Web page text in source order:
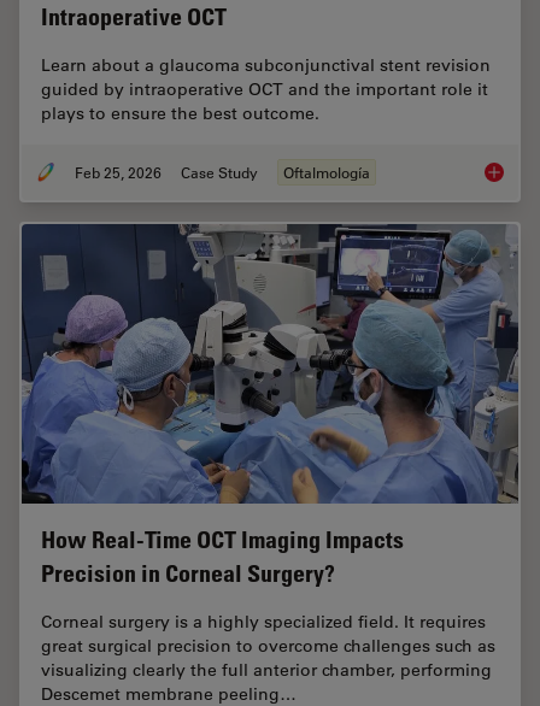
Intraoperative OCT
Learn about a glaucoma subconjunctival stent revision
guided by intraoperative OCT and the important role it
plays to ensure the best outcome.
Feb 25, 2026 Case Study Oftalmología
How Real-Time OCT Imaging Impacts
Precision in Corneal Surgery?
Corneal surgery is a highly specialized field. It requires
great surgical precision to overcome challenges such as
visualizing clearly the full anterior chamber, performing
Descemet membrane peeling…